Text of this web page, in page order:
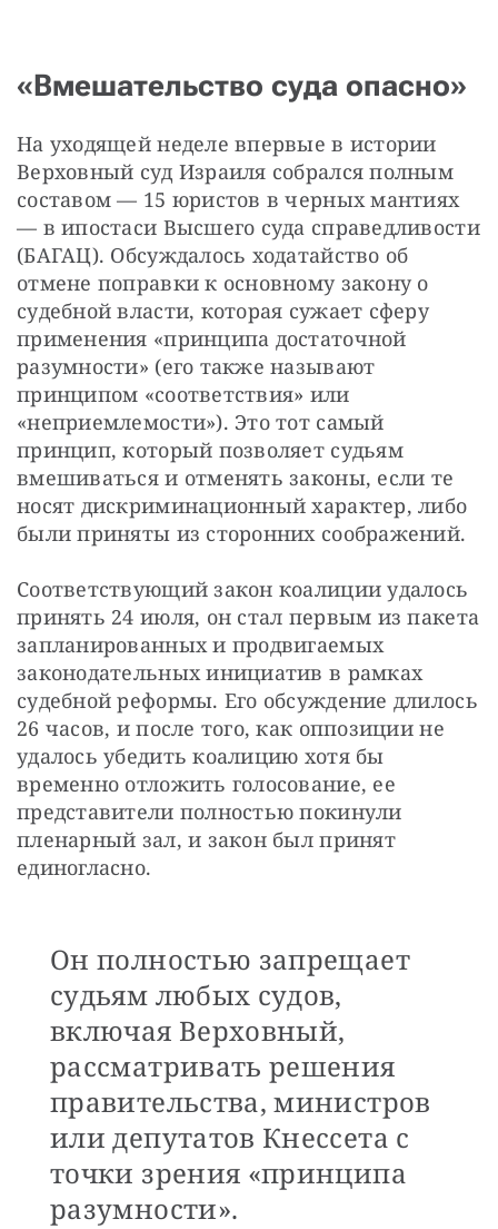
«Вмешательство суда опасно»
На уходящей неделе впервые в истории
Верховный суд Израиля собрался полным
составом — 15 юристов в черных мантиях
— в ипостаси Высшего суда справедливости
(БАГАЦ). Обсуждалось ходатайство об
отмене поправки к основному закону о
судебной власти, которая сужает сферу
применения «принципа достаточной
разумности» (его также называют
принципом «соответствия» или
«неприемлемости»). Это тот самый
принцип, который позволяет судьям
вмешиваться и отменять законы, если те
носят дискриминационный характер, либо
были приняты из сторонних соображений.
Соответствующий закон коалиции удалось
принять 24 июля, он стал первым из пакета
запланированных и продвигаемых
законодательных инициатив в рамках
судебной реформы. Его обсуждение длилось
26 часов, и после того, как оппозиции не
удалось убедить коалицию хотя бы
временно отложить голосование, ее
представители полностью покинули
пленарный зал, и закон был принят
единогласно.
Он полностью запрещает
судьям любых судов,
включая Верховный,
рассматривать решения
правительства, министров
или депутатов Кнессета с
точки зрения «принципа
разумности».